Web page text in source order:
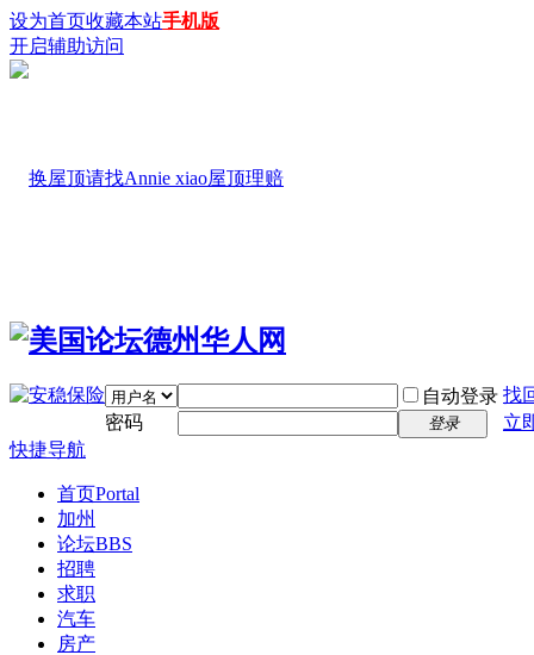
设为首页收藏本站手机版
开启辅助访问
自动登录 找
密码
登录
立
快捷导航
首页Portal
加州
论坛BBS
招聘
求职
汽车
房产